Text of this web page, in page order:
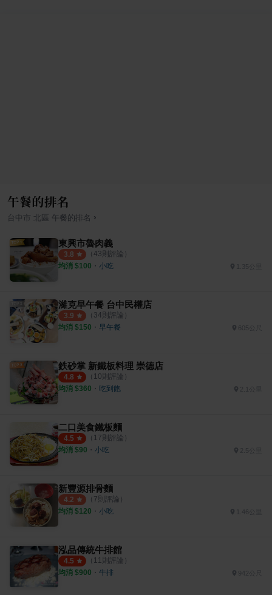
午餐的排名
台中市 北區 午餐的排名 ›
東興市魯肉義
3.8 （ 43則評論）
均消 $100 ・ 小吃 1.35公里
濰克早午餐 台中民權店
3.9 （ 34則評論）
均消 $150 ・ 早午餐 605公尺
鉄砂掌 新鐵板料理 崇德店
4.8 （ 10則評論）
均消 $360 ・ 吃到飽
二口美食鐵板麵
4.5 （ 17則評論）
均消 $90 ・ 小吃 2.5公里
新豐源排骨麵
4.2 （ 7則評論）
均消 $120 ・ 小吃 1.46公里
泓品傳統牛排館
4.5 （ 11則評論）
均消 $900 ・ 牛排 942公尺